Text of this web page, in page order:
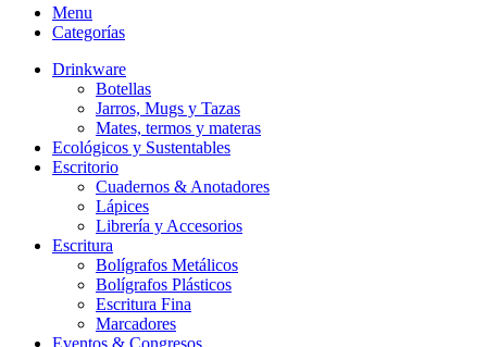
Menu
Categorías
Drinkware
Botellas
Jarros, Mugs y Tazas
Mates, termos y materas
Ecológicos y Sustentables
Escritorio
Cuadernos & Anotadores
Lápices
Librería y Accesorios
Escritura
Bolígrafos Metálicos
Bolígrafos Plásticos
Escritura Fina
Marcadores